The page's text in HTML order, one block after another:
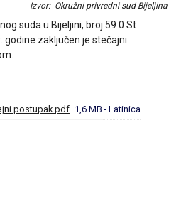
Izvor: Okružni privredni sud Bijeljina
suda u Bijeljini, broj 59 0 St
godine zaključen je stečajni
postupak.pdf 1,6 MB - Latinica